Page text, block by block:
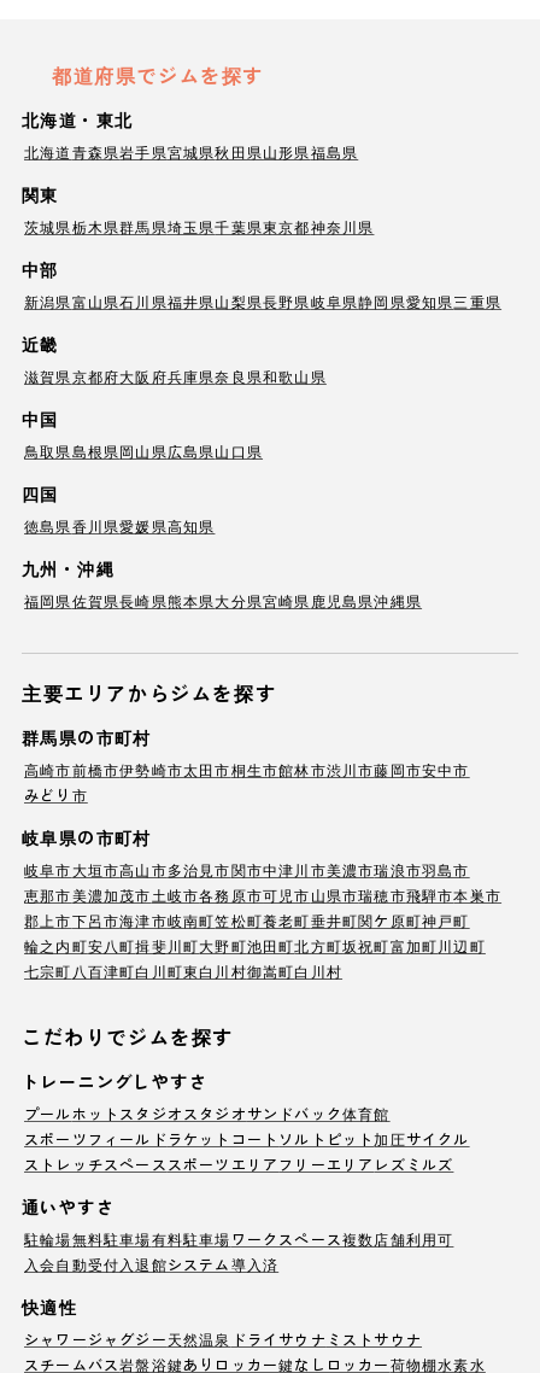
都道府県でジムを探す
北海道・東北
北海道青森県岩手県宮城県秋田県山形県福島県
関東
茨城県栃木県群馬県埼玉県千葉県東京都神奈川県
中部
新潟県富山県石川県福井県山梨県長野県岐阜県静岡県愛知県三重県
近畿
滋賀県京都府大阪府兵庫県奈良県和歌山県
中国
鳥取県島根県岡山県広島県山口県
四国
徳島県香川県愛媛県高知県
九州・沖縄
福岡県佐賀県長崎県熊本県大分県宮崎県鹿児島県沖縄県
主要エリアからジムを探す
群馬県の市町村
高崎市前橋市伊勢崎市太田市桐生市館林市渋川市藤岡市安中市
みどり市
岐阜県の市町村
岐阜市大垣市高山市多治見市関市中津川市美濃市瑞浪市羽島市
恵那市美濃加茂市土岐市各務原市可児市山県市瑞穂市飛騨市本巣市
郡上市下呂市海津市岐南町笠松町養老町垂井町関ケ原町神戸町
輪之内町安八町揖斐川町大野町池田町北方町坂祝町富加町川辺町
七宗町八百津町白川町東白川村御嵩町白川村
こだわりでジムを探す
トレーニングしやすさ
プールホットスタジオスタジオサンドバック体育館
スポーツフィールド ラケットコート ソルトピット加圧サイクル
ストレッチスペーススポーツエリア フリーエリア レズミルズ
通いやすさ
駐輪場無料駐車場有料駐車場ワークスペース複数店舗利用可
入会自動受付入退館システム導入済
快適性
シャワージャグジー天然温泉 ドライサウナ ミストサウナ
スチームバス岩盤浴鍵ありロッカー鍵なしロッカー荷物棚水素水